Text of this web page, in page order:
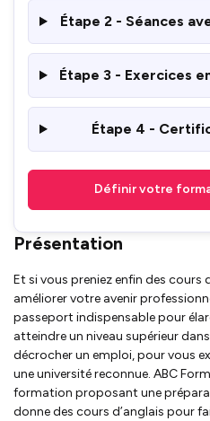
Étape 2 - Séances
Étape 3 - Exercices
Étape 4 -
Définir votre
Présentation
Et si vous preniez enfin des cours
améliorer votre avenir
passeport indispensable pour
atteindre un niveau supérieur
décrocher un emploi, pour vous
une université reconnue. ABC
formation proposant une
donne des cours d’anglais pour